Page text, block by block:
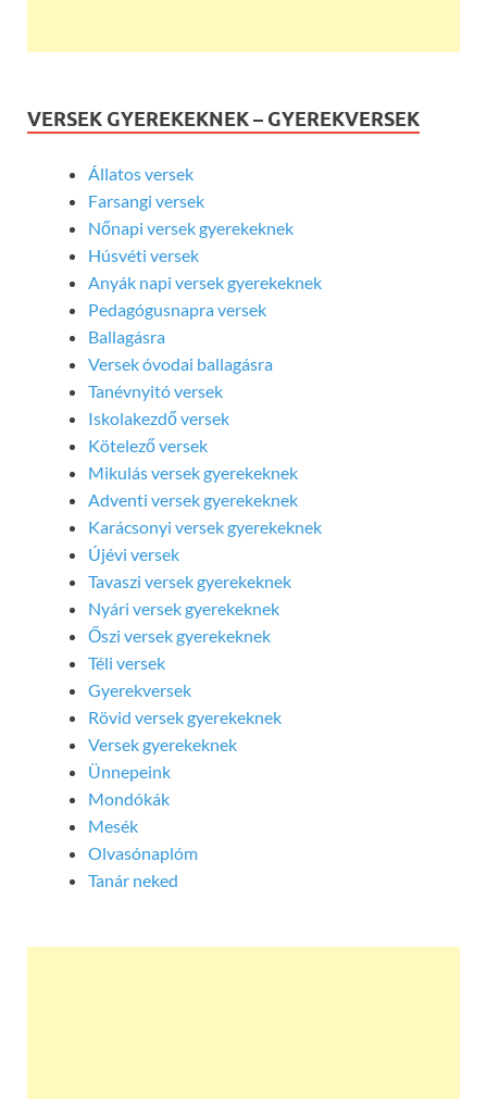
VERSEK GYEREKEKNEK – GYEREKVERSEK
Állatos versek
Farsangi versek
Nőnapi versek gyerekeknek
Húsvéti versek
Anyák napi versek gyerekeknek
Pedagógusnapra versek
Ballagásra
Versek óvodai ballagásra
Tanévnyitó versek
Iskolakezdő versek
Kötelező versek
Mikulás versek gyerekeknek
Adventi versek gyerekeknek
Karácsonyi versek gyerekeknek
Újévi versek
Tavaszi versek gyerekeknek
Nyári versek gyerekeknek
Őszi versek gyerekeknek
Téli versek
Gyerekversek
Rövid versek gyerekeknek
Versek gyerekeknek
Ünnepeink
Mondókák
Mesék
Olvasónaplóm
Tanár neked